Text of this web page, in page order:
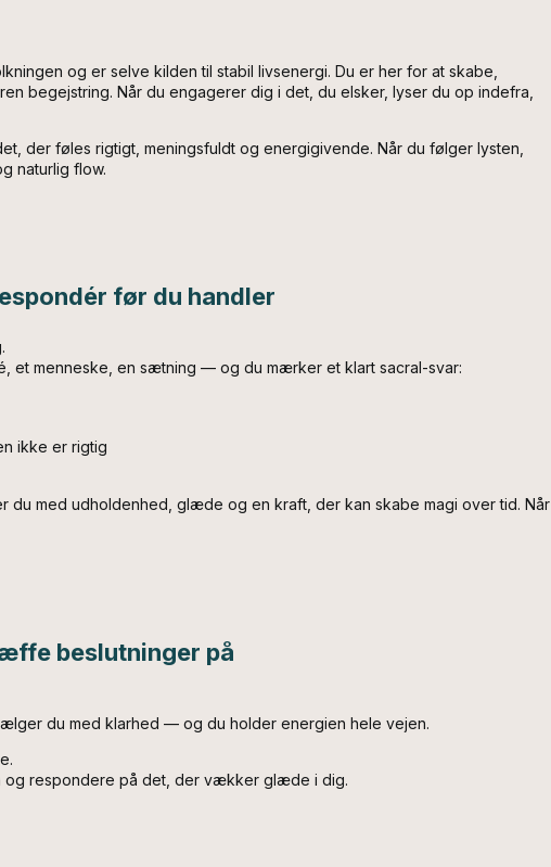
og er selve kilden til stabil livsenergi. Du er her for at skabe,
begejstring. Når du engagerer dig i det, du elsker, lyser du op indefra,
der føles rigtigt, meningsfuldt og energigivende. Når du følger lysten,
naturlig flow.
før du handler
et menneske, en sætning — og du mærker et klart sacral-svar:
ikke er rigtig
du med udholdenhed, glæde og en kraft, der kan skabe magi over tid. Når
beslutninger på
du med klarhed — og du holder energien hele vejen.
og respondere på det, der vækker glæde i dig.